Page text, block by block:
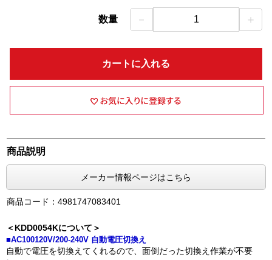
数量 － 1 ＋
カートに入れる
商品説明
メーカー情報ページはこちら
商品コード：4981747083401
＜KDD0054Kについて＞
■AC100120V/200-240V 自動電圧切換え
自動で電圧を切換えてくれるので、面倒だった切換え作業が不要